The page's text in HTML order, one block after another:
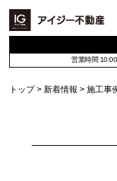
営業時間
トップ 新着情報 施工事